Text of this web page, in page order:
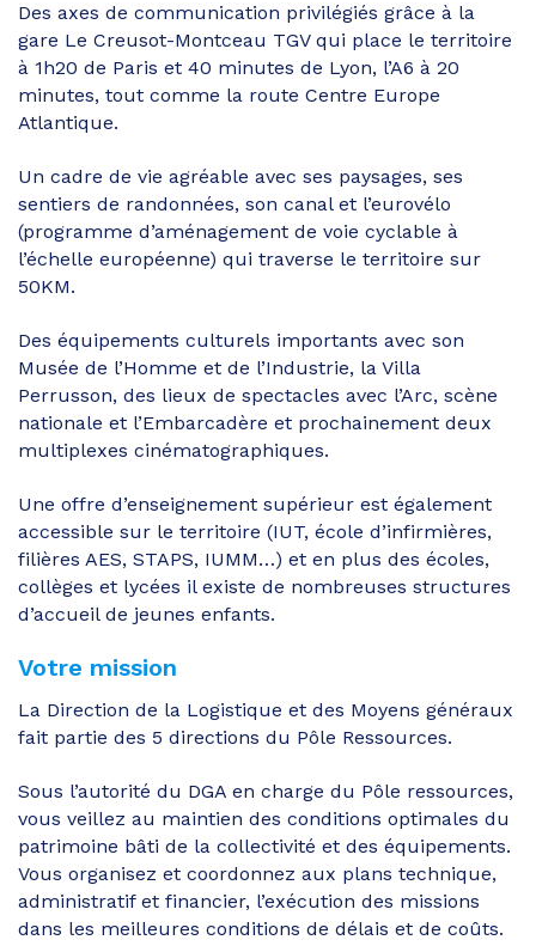
Des axes de communication privilégiés grâce à la
gare Le Creusot-Montceau TGV qui place le territoire
à 1h20 de Paris et 40 minutes de Lyon, l’A6 à 20
minutes, tout comme la route Centre Europe
Atlantique.
Un cadre de vie agréable avec ses paysages, ses
sentiers de randonnées, son canal et l’eurovélo
(programme d’aménagement de voie cyclable à
l’échelle européenne) qui traverse le territoire sur
50KM.
Des équipements culturels importants avec son
Musée de l’Homme et de l’Industrie, la Villa
Perrusson, des lieux de spectacles avec l’Arc, scène
nationale et l’Embarcadère et prochainement deux
multiplexes cinématographiques.
Une offre d’enseignement supérieur est également
accessible sur le territoire (IUT, école d’infirmières,
filières AES, STAPS, IUMM…) et en plus des écoles,
collèges et lycées il existe de nombreuses structures
d’accueil de jeunes enfants.
Votre mission
La Direction de la Logistique et des Moyens généraux
fait partie des 5 directions du Pôle Ressources.
Sous l’autorité du DGA en charge du Pôle ressources,
vous veillez au maintien des conditions optimales du
patrimoine bâti de la collectivité et des équipements.
Vous organisez et coordonnez aux plans technique,
administratif et financier, l’exécution des missions
dans les meilleures conditions de délais et de coûts.